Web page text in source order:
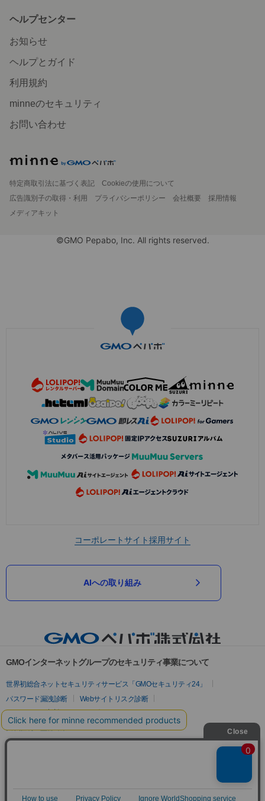
ヘルプセンター
お知らせ
ヘルプとガイド
利用規約
minneのセキュリティ
お問い合わせ
特定商取引法に基づく表記
Cookieの使用について
広告識別子の取得・利用
プライバシーポリシー 会社概要
採用情報
メディアキット
©GMO Pepabo, Inc. All rights reserved.
コーポレートサイト採用サイト
AIへの取り組み
GMOインターネットグループのセキュリティ事業について
世界初総合ネットセキュリティサービス「GMOセキュリティ24」
パスワード漏洩診断
Webサイトリスク診断
セキュリティ相談AIチャットボット
実在証明・盗聴対策
サイバー攻撃対策（GMOサイバーセキュリティ byイエラエ）